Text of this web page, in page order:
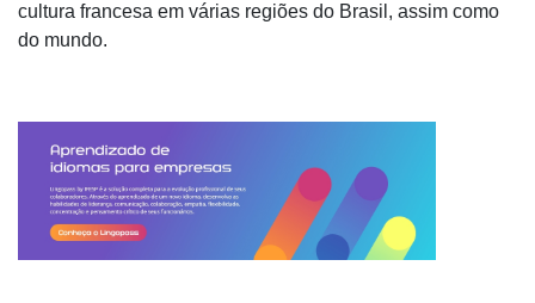
cultura francesa em várias regiões do Brasil, assim como
do mundo.